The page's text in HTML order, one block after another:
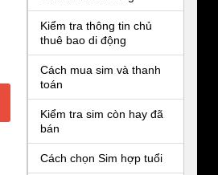
Kiểm tra thông tin chủ
thuê bao di động
Cách mua sim và thanh
toán
Kiểm tra sim còn hay đã
bán
Cách chọn Sim hợp tuổi